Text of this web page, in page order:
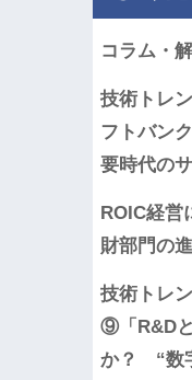
コラム・
技術トレ
フトバン
要時代の
ROIC経営
財部門の
技術トレ
⑨「R&D
か？ “数